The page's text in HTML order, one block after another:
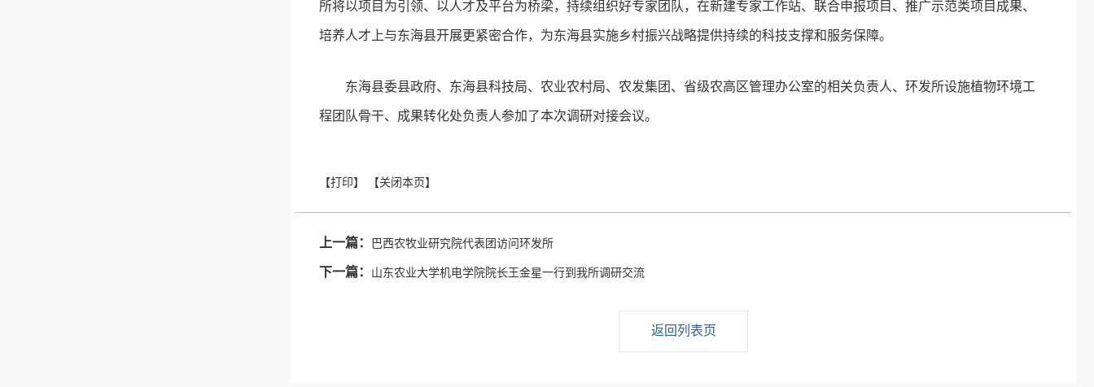
所将以项目为引领、以人才及平台为桥梁，持续组织好专家团队，在新建专家工作站、联合申报项目、推广示范类项目成果、
培养人才上与东海县开展更紧密合作，为东海县实施乡村振兴战略提供持续的科技支撑和服务保障。
东海县委县政府、东海县科技局、农业农村局、农发集团、省级农高区管理办公室的相关负责人、环发所设施植物环境工
程团队骨干、成果转化处负责人参加了本次调研对接会议。
上一篇： 巴西农牧业研究院代表团访问环发所
下一篇： 山东农业大学机电学院院长王金星一行到我所调研交流
返回列表页